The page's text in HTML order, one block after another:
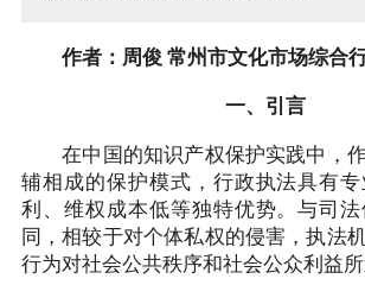
作者：周俊 常州市文化市场综合
一、引言
在中国的知识产权保护实践中，作
辅相成的保护模式，行政执法具有
利、维权成本低等独特优势。与司
同，相较于对个体私权的侵害，执法
行为对社会公共秩序和社会公众利益所